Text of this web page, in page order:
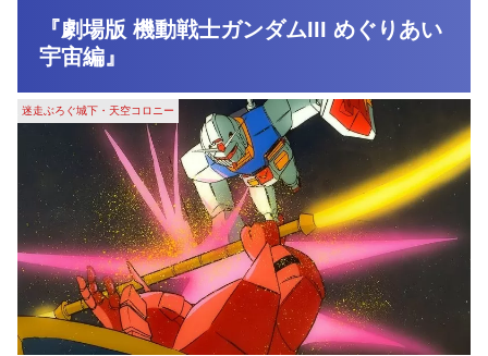
『劇場版 機動戦士ガンダムIII めぐりあい
宇宙編』
迷走ぶろぐ城下・天空コロニー